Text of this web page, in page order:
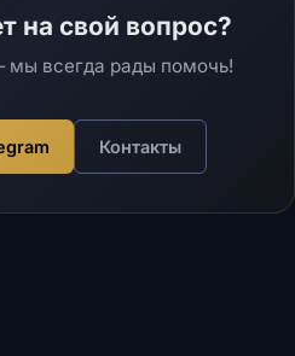
на свой вопрос?
всегда рады помочь!
Контакты